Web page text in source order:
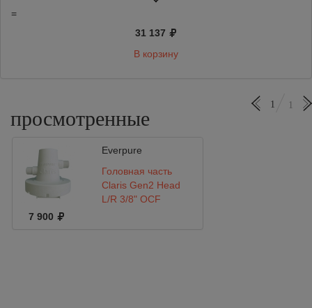
Фильтр для воды Everpure Claris Ultra 500-M
=
31 137
В корзину
просмотренные
1 1
Everpure
Головная часть
Claris Gen2 Head
L/R 3/8" QCF
7 900